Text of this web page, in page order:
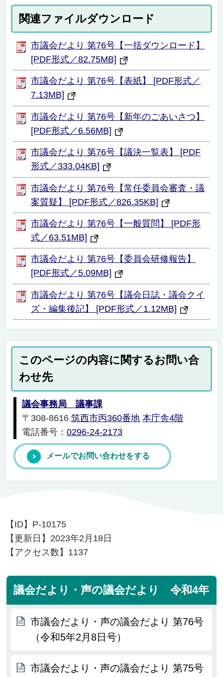
関連ファイルダウンロード
市議会だより 第76号【一括ダウンロード】
[PDF形式／82.75MB]
市議会だより 第76号【表紙】 [PDF形式／
7.13MB]
市議会だより 第76号【新年のごあいさつ】
[PDF形式／6.56MB]
市議会だより 第76号【議決一覧表】 [PDF
形式／333.04KB]
市議会だより 第76号【常任委員会審査・議
案質疑】 [PDF形式／826.35KB]
市議会だより 第76号【一般質問】 [PDF形
式／63.51MB]
市議会だより 第76号【委員会研修報告】
[PDF形式／5.09MB]
市議会だより 第76号【議会日誌・議会クイ
ズ・編集後記】 [PDF形式／1.12MB]
このページの内容に関するお問い合
わせ先
議会事務局 議事課
〒308-8616 筑西市丙360番地 本庁舎4階
電話番号： 0296-24-2173
メールでお問い合わせをする
【ID】 P-10175
【更新日】 2023年2月18日
【アクセス数】 1137
議会だより・声の議会だより 令和4年
市議会だより・声の議会だより 第76号
（令和5年2月8日号）
市議会だより・声の議会だより 第75号